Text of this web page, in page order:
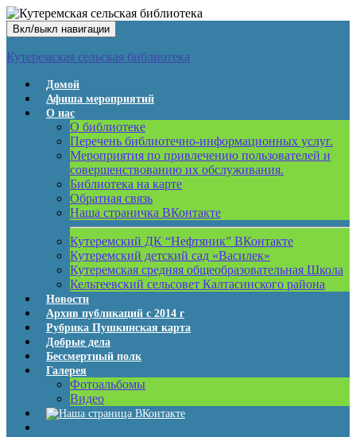
Вкл/выкл навигации
Кутеремская сельская библиотека
Домой
Афиша мероприятий
О нас
О библиотеке
Перечень библиотечно-информационных услуг.
Мероприятия по привлечению пользователей и
совершенствованию их обслуживания.
Библиотека на карте
Обратная связь
Наша страничка ВКонтакте
Кутеремский ДК “Нефтяник” ВКонтакте
Кутеремский детский сад «Василек»
Кутеремская средняя общеобразовательная Школа
Кельтеевский сельсовет Калтасинского района
Новости
Архив публикаций с 2014 г
Рубрика Пушкинская карта
Добрые дела
Бессмертный полк
Галерея
Фотоальбомы
Видео